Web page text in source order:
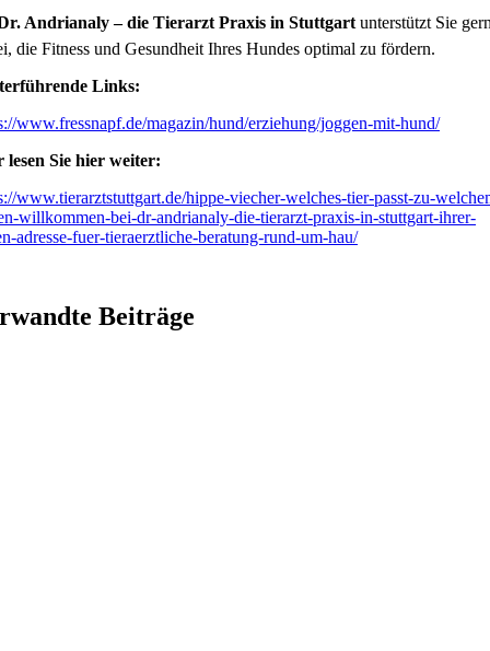
Andrianaly – die Tierarzt Praxis in Stuttgart unterstützt Sie
die Fitness und Gesundheit Ihres Hundes optimal zu fördern.
Links:
www.fressnapf.de/magazin/hund/erziehung/joggen-mit-hund/
lesen Sie hier weiter:
www.tierarztstuttgart.de/hippe-viecher-welches-tier-passt-zu-
willkommen-bei-dr-andrianaly-die-tierarzt-praxis-in-stuttgart-ihrer-
adresse-fuer-tieraerztliche-beratung-rund-um-hau/
Beiträge